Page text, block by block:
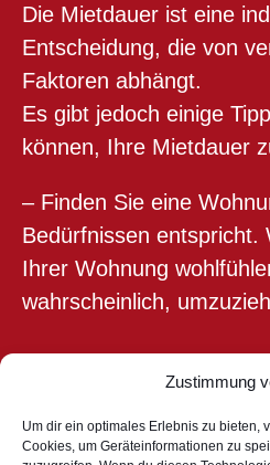
Zustimmung
Um dir ein optimales Erlebnis zu bieten,
Cookies, um Geräteinformationen zu
Die Mietdauer ist eine
Entscheidung, die von
Faktoren abhängt.
Es gibt jedoch einige
können, Ihre Mietdauer
– Finden Sie eine
Bedürfnissen entspricht.
Ihrer Wohnung
wahrscheinlich,
– Bauen Sie
kann dazu beitragen,